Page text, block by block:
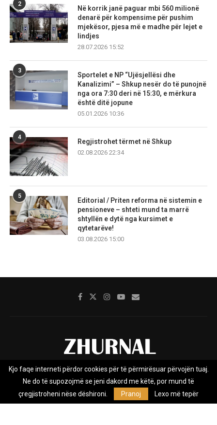
2
Në korrik janë paguar mbi 560 milionë
denarë për kompensime për pushim
mjekësor, pjesa më e madhe për lejet e
lindjes
28.07.2026 15:52
3
Sportelet e NP “Ujësjellësi dhe
Kanalizimi” – Shkup nesër do të punojnë
nga ora 7:30 deri në 15:30, e mërkura
është ditë jopune
05.01.2026 10:36
4
Regjistrohet tërmet në Shkup
02.08.2026 22:34
5
Editorial / Priten reforma në sistemin e
pensioneve – shteti mund ta marrë
shtyllën e dytë nga kursimet e
qytetarëve!
03.08.2026 15:00
Rreth nesh Impresumi Marketing
Privacy Policy
Zhurnal.mk është Agjenci e Lajmeve e pavarur, e themeluar në vitin
Kjo faqe interneti përdor cookies për të përmirësuar përvojën tuaj.
Ne do të supozojmë se jeni dakord me këtë, por mund të
çregjistroheni nëse dëshironi.
Pranoj Lexo më tepër